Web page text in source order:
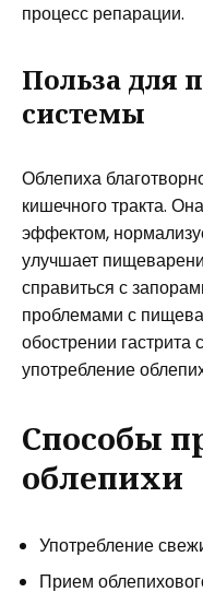
процесс репарации.
Польза для
системы
Облепиха
кишечного тракта.
эффектом,
улучшает
справиться с
проблемами с
обострении
употребление
Способы
облепихи
Употребление
Прием